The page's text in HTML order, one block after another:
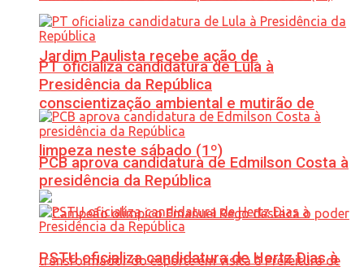
Jardim Paulista recebe ação de
conscientização ambiental e mutirão de
limpeza neste sábado (1º)
PT oficializa candidatura de Lula à
Presidência da República
PCB aprova candidatura de Edmilson Costa à
presidência da República
PSTU oficializa candidatura de Hertz Dias à